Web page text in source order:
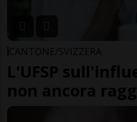
CANTONE/SVIZZERA
L'UFSP
non ancora